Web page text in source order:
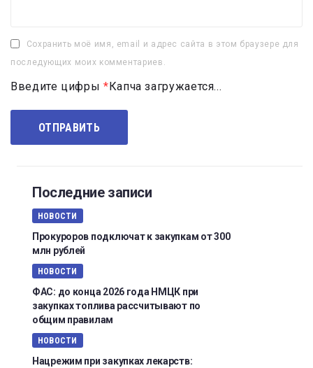
Сохранить моё имя, email и адрес сайта в этом браузере для
последующих моих комментариев.
Введите цифры *Капча загружается...
Последние записи
НОВОСТИ
Прокуроров подключат к закупкам от 300
млн рублей
НОВОСТИ
ФАС: до конца 2026 года НМЦК при
закупках топлива рассчитывают по
общим правилам
НОВОСТИ
Нацрежим при закупках лекарств: